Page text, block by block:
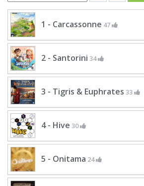
1 - Carcassonne 47
2 - Santorini 34
3 - Tigris & Euphrates 33
4 - Hive 30
5 - Onitama 24